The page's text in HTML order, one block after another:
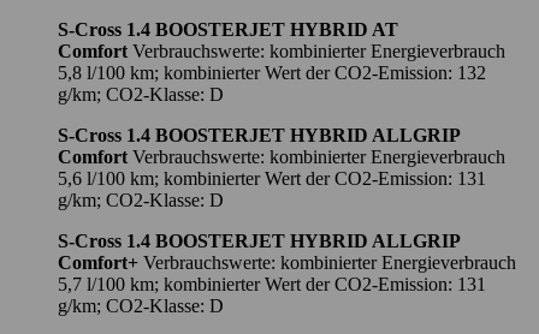
S-Cross 1.4 BOOSTERJET HYBRID AT
Comfort Verbrauchswerte: kombinierter Energieverbrauch
5,8 l/100 km; kombinierter Wert der CO2-Emission: 132
g/km; CO2-Klasse: D
S-Cross 1.4 BOOSTERJET HYBRID ALLGRIP
Comfort Verbrauchswerte: kombinierter Energieverbrauch
5,6 l/100 km; kombinierter Wert der CO2-Emission: 131
g/km; CO2-Klasse: D
S-Cross 1.4 BOOSTERJET HYBRID ALLGRIP
Comfort+ Verbrauchswerte: kombinierter Energieverbrauch
5,7 l/100 km; kombinierter Wert der CO2-Emission: 131
g/km; CO2-Klasse: D